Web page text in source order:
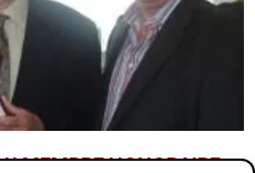
MEMBRE HONORAIRE